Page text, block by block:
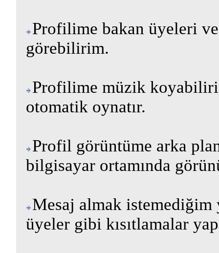
Profilime bakan üyeleri
görebilirim.
Profilime müzik
otomatik oynatır.
Profil görüntüme arka
bilgisayar ortamında
Mesaj almak
üyeler gibi kısıtlamalar